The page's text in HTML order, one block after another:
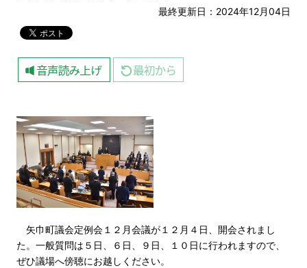
最終更新日：2024年12月04日
矢巾町議会定例会１２月会議が１２月４日、開会されまし
た。一般質問は５日、６日、９日、１０日に行われますので、
ぜひ議場へ傍聴にお越しください。